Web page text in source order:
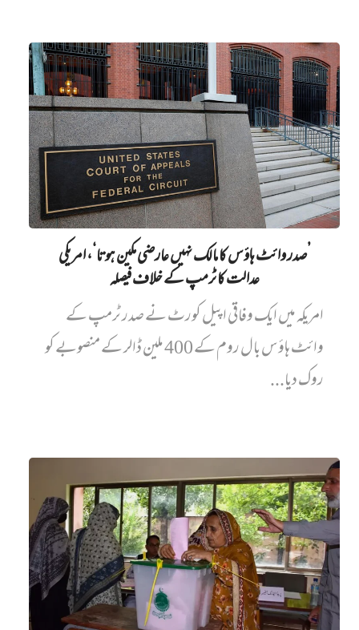
’صدر وائٹ ہاؤس کا مالک نہیں‌ عارضی مکین ہوتا‘، امریکی
عدالت کا ٹرمپ کے خلاف فیصلہ
امریکہ میں ایک وفاقی اپیل کورٹ نے صدر ٹرمپ کے
وائٹ ہاؤس بال روم کے 400 ملین ڈالر کے منصوبے کو
روک دیا...